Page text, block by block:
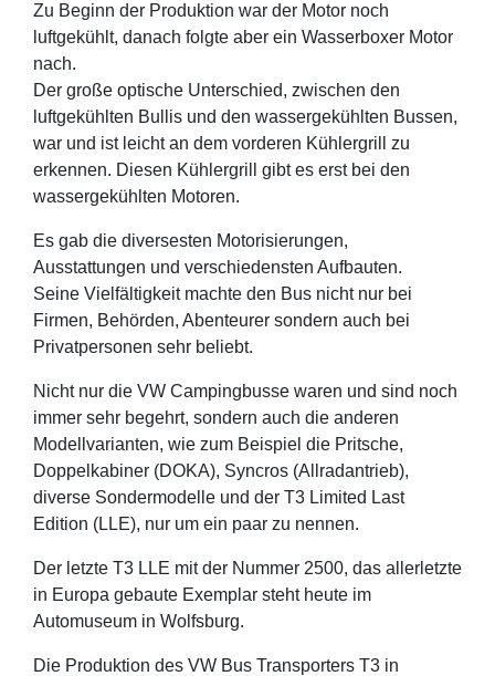
Zu Beginn der Produktion war der Motor noch
luftgekühlt, danach folgte aber ein Wasserboxer Motor
nach.
Der große optische Unterschied, zwischen den
luftgekühlten Bullis und den wassergekühlten Bussen,
war und ist leicht an dem vorderen Kühlergrill zu
erkennen. Diesen Kühlergrill gibt es erst bei den
wassergekühlten Motoren.
Es gab die diversesten Motorisierungen,
Ausstattungen und verschiedensten Aufbauten.
Seine Vielfältigkeit machte den Bus nicht nur bei
Firmen, Behörden, Abenteurer sondern auch bei
Privatpersonen sehr beliebt.
Nicht nur die VW Campingbusse waren und sind noch
immer sehr begehrt, sondern auch die anderen
Modellvarianten, wie zum Beispiel die Pritsche,
Doppelkabiner (DOKA), Syncros (Allradantrieb),
diverse Sondermodelle und der T3 Limited Last
Edition (LLE), nur um ein paar zu nennen.
Der letzte T3 LLE mit der Nummer 2500, das allerletzte
in Europa gebaute Exemplar steht heute im
Automuseum in Wolfsburg.
Die Produktion des VW Bus Transporters T3 in